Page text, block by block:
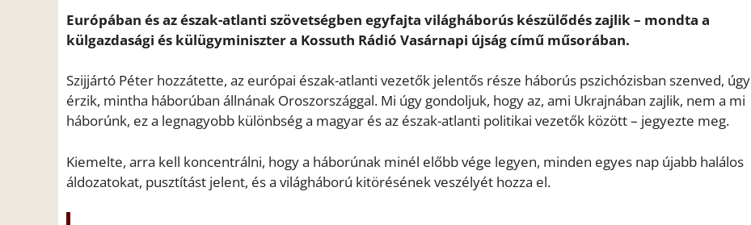
Európában és az észak-atlanti szövetségben egyfajta világháborús készülődés zajlik – mondta a
külgazdasági és külügyminiszter a Kossuth Rádió Vasárnapi újság című műsorában.
Szijjártó Péter hozzátette, az európai észak-atlanti vezetők jelentős része háborús pszichózisban szenved, úgy
érzik, mintha háborúban állnának Oroszországgal. Mi úgy gondoljuk, hogy az, ami Ukrajnában zajlik, nem a mi
háborúnk, ez a legnagyobb különbség a magyar és az észak-atlanti politikai vezetők között – jegyezte meg.
Kiemelte, arra kell koncentrálni, hogy a háborúnak minél előbb vége legyen, minden egyes nap újabb halálos
áldozatokat, pusztítást jelent, és a világháború kitörésének veszélyét hozza el.